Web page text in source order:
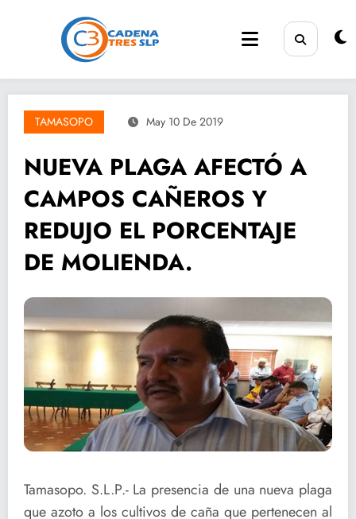
TAMASOPO May 10 De 2019
NUEVA PLAGA AFECTÓ A
CAMPOS CAÑEROS Y
REDUJO EL PORCENTAJE
DE MOLIENDA.
Tamasopo. S.L.P.- La presencia de una nueva plaga
que azoto a los cultivos de caña que pertenecen al